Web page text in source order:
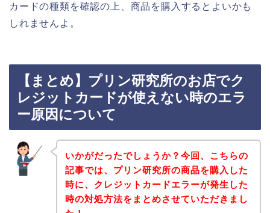
カードの種類を確認の上、商品を購入するとよいかも
しれませんよ。
【まとめ】プリン研究所のお店でク
レジットカードが使えない時のエラ
ー原因について
いかがだったでしょうか？今回、こちらの
記事では、プリン研究所の商品を購入した
時に、クレジットカードエラーが発生した
時の対処方法をまとめさせていただきまし